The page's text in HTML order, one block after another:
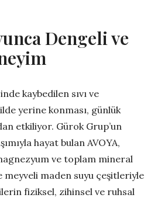
Dengeli ve
kaybedilen sıvı ve
yerine konması, günlük
etkiliyor. Gürok Grup’un
hayat bulan AVOYA,
ve toplam mineral
meyveli maden suyu çeşitleriyle
fiziksel, zihinsel ve ruhsal